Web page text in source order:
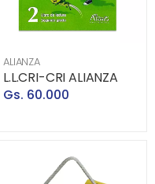
ALIANZA
L.L.CRI-CRI ALIANZA
Gs. 60.000